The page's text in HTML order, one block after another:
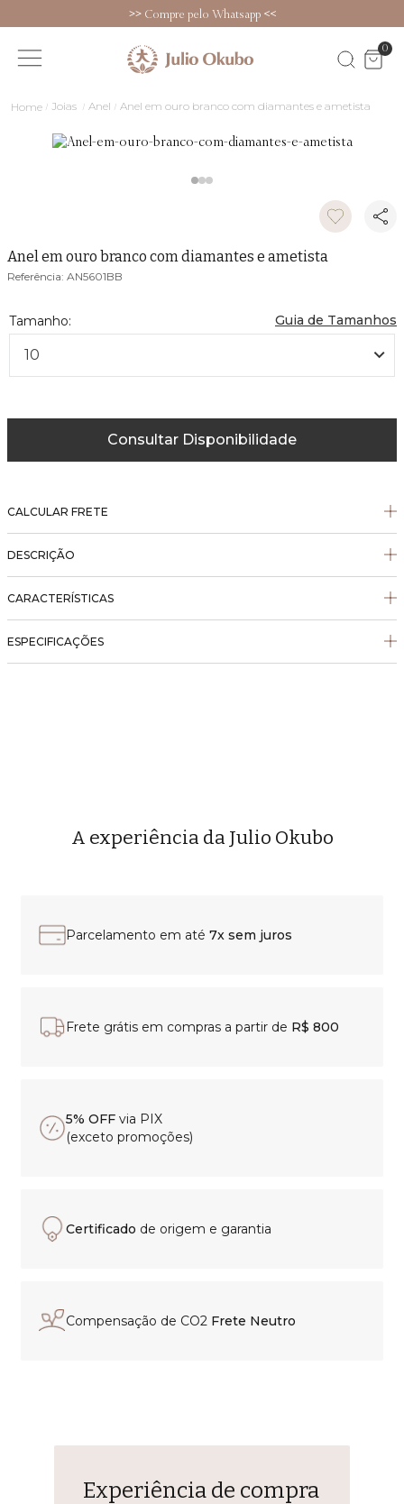
>>Compre pelo Whatsapp <<
0
Joias Anel Anel em ouro branco com diamantes e ametista
Anel em ouro branco com diamantes e ametista
AN5601BB
Guia de Tamanhos
10
Consultar Disponibilidade
CALCULAR FRETE
DESCRIÇÃO
CARACTERÍSTICAS
ESPECIFICAÇÕES
A experiência da Julio Okubo
Parcelamento em até 7x sem juros
Frete grátis em compras a partir de R$ 800
5% OFF via PIX
(exceto promoções)
Certificado de origem e garantia
Compensação de CO2 Frete Neutro
Experiência de compra